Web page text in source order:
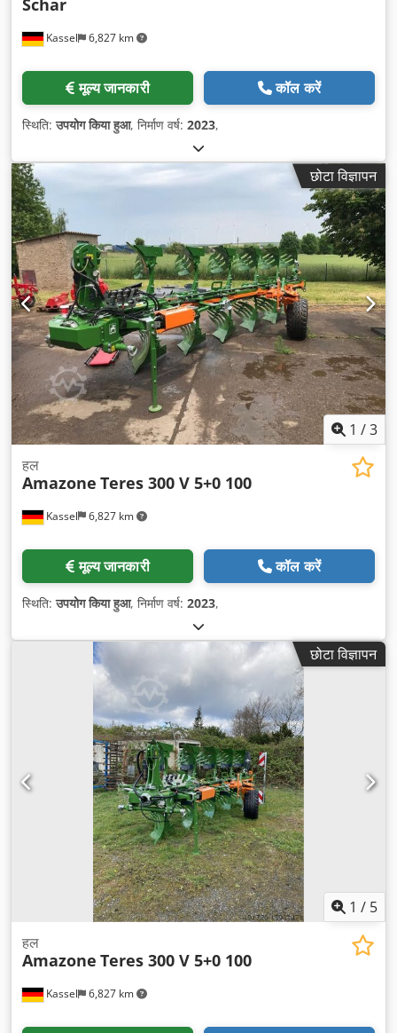
Kassel 6,827 km
Schar
मूल्य जानकारी कॉल करें
स्थिति:उपयोग किया हुआ, निर्माण वर्ष: 2023,
छोटा विज्ञापन
1 /3
Kassel 6,827 km
हल
Amazone Teres 300 V 5+0 100
मूल्य जानकारी कॉल करें
स्थिति:उपयोग किया हुआ, निर्माण वर्ष: 2023,
छोटा विज्ञापन
1 / 5
Kassel 6,827 km
हल
Amazone Teres 300 V 5+0 100